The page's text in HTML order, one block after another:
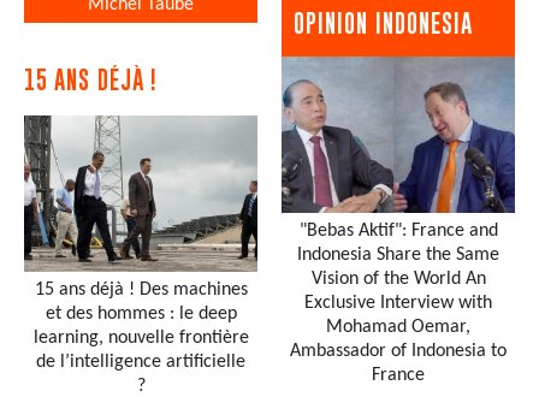
Michel Taube
15 ANS DÉJÀ !
15 ans déjà ! Des machines
et des hommes : le deep
learning, nouvelle frontière
de l’intelligence artificielle
?
OPINION INDONESIA
"Bebas Aktif": France and
Indonesia Share the Same
Vision of the World An
Exclusive Interview with
Mohamad Oemar,
Ambassador of Indonesia to
France